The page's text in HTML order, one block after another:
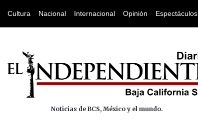
Cultura Nacional Internacional Opinión Espectáculos
Noticias de BCS, México y el mundo.